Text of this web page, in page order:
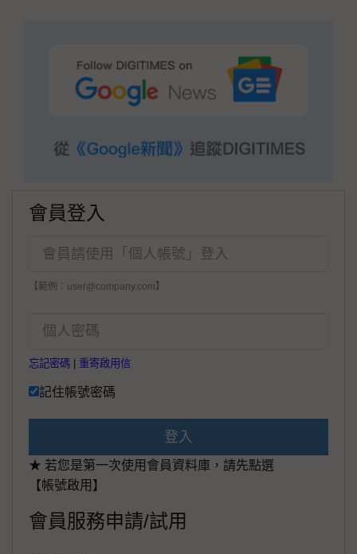
會員登入
【範例：user@company.com】
忘記密碼 重寄啟用信
記住帳號密碼
登入
★ 若您是第一次使用會員資料庫，請先點選
【帳號啟用】
會員服務申請/試用